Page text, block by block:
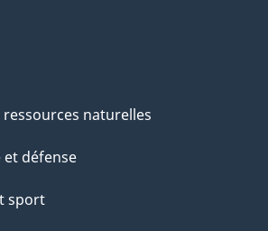
naturelles
défense
sport